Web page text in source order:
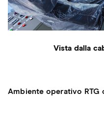
Vista dalla
Ambiente operativo RTG